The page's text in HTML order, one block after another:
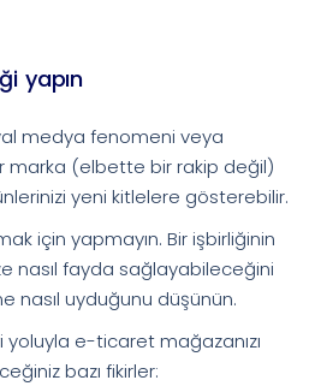
yapın
medya fenomeni veya
marka (elbette bir rakip değil)
yeni kitlelere gösterebilir.
için yapmayın. Bir işbirliğinin
nasıl fayda sağlayabileceğini
nasıl uyduğunu düşünün.
e-ticaret mağazanızı
bazı fikirler: